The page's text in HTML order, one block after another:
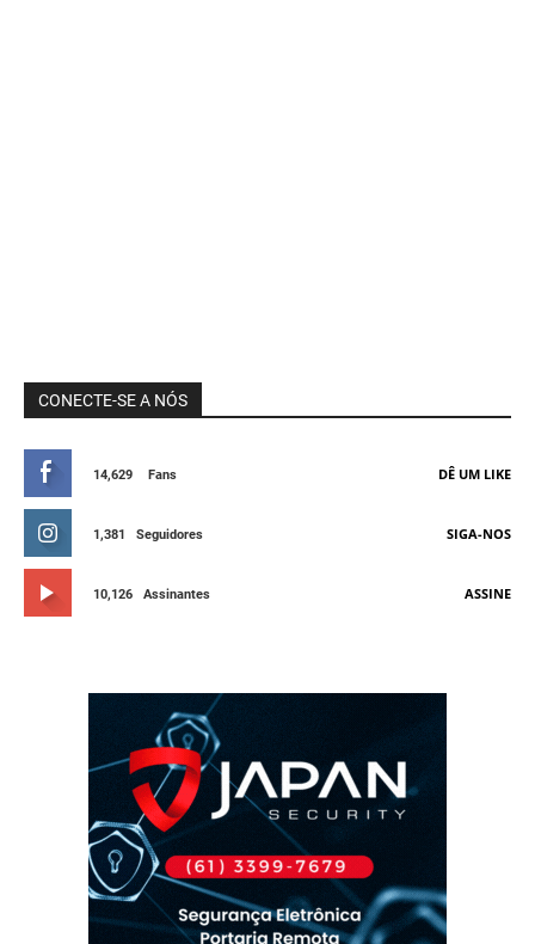
CONECTE-SE A NÓS
14,629 Fans DÊ UM LIKE
1,381 Seguidores SIGA-NOS
10,126 Assinantes ASSINE